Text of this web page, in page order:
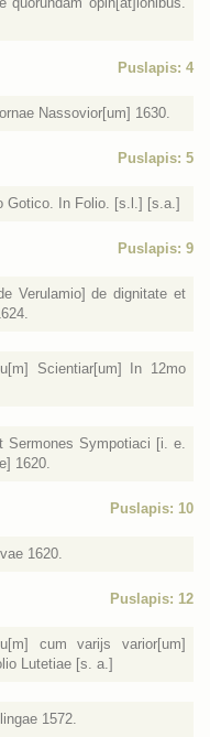
Puslapis: 4
Nassovior[um] 1630.
Puslapis: 5
Gotico. In Folio. [s.l.] [s.a.]
Puslapis: 9
Verulamio] de dignitate et
Scientiar[um] In 12mo
Sermones Sympotiaci [i. e.
1620.
Puslapis: 10
1620.
Puslapis: 12
cum varijs varior[um]
Lutetiae [s. a.]
1572.